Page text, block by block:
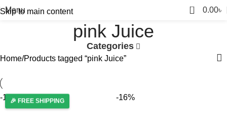
Skip to main content
Menu 0 0.00৳
pink Juice
Categories
Home Products tagged “pink Juice”
-13% -16%
🎉 FREE SHIPPING